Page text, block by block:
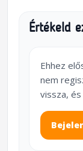
Értékeld
Ehhez
nem
vissza,